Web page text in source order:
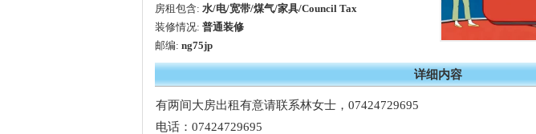
房租包含: 水/电/宽带/煤气/家具/Council Tax
装修情况: 普通装修
邮编: ng75jp
详细内容
有两间大房出租有意请联系林女士，07424729695
电话：07424729695